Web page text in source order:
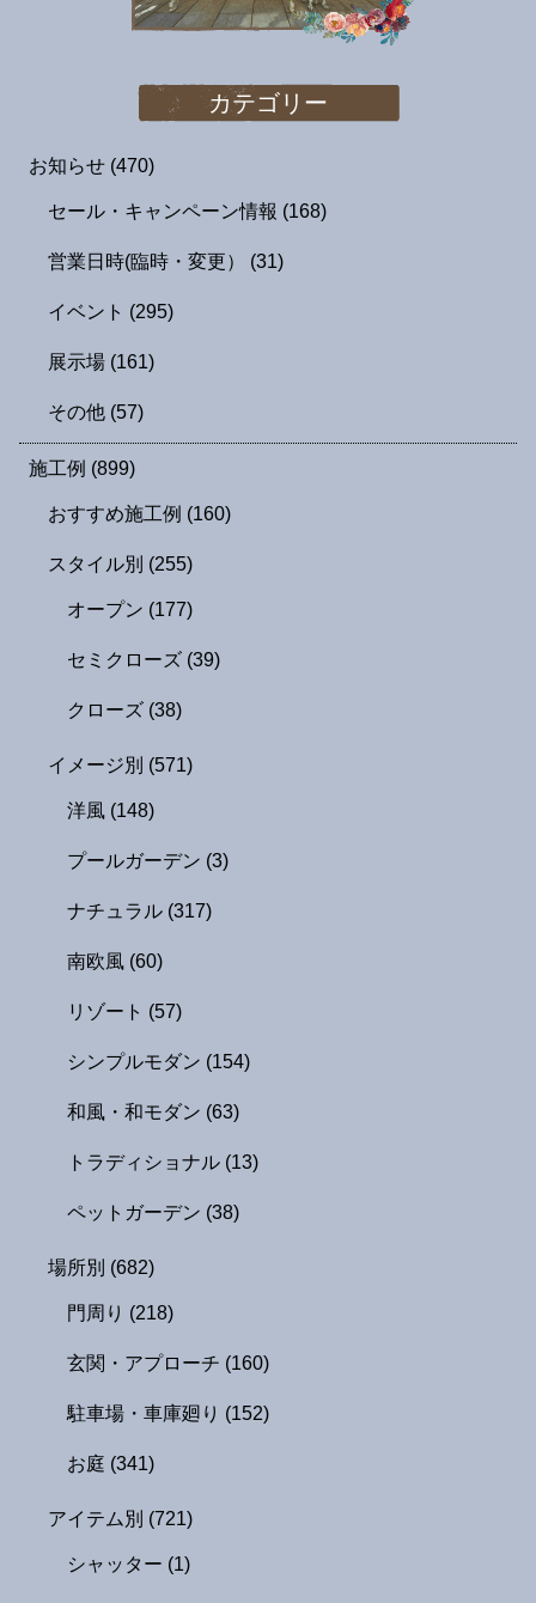
カテゴリー
お知らせ (470)
セール・キャンペーン情報 (168)
営業日時(臨時・変更） (31)
イベント (295)
展示場 (161)
その他 (57)
施工例 (899)
おすすめ施工例 (160)
スタイル別 (255)
オープン (177)
セミクローズ (39)
クローズ (38)
イメージ別 (571)
洋風 (148)
プールガーデン (3)
ナチュラル (317)
南欧風 (60)
リゾート (57)
シンプルモダン (154)
和風・和モダン (63)
トラディショナル (13)
ペットガーデン (38)
場所別 (682)
門周り (218)
玄関・アプローチ (160)
駐車場・車庫廻り (152)
お庭 (341)
アイテム別 (721)
シャッター (1)